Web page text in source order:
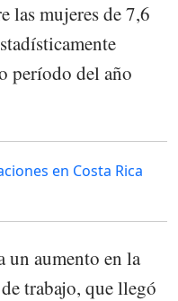
las mujeres de 7,6
período del año
en Costa Rica
un aumento en la
trabajo, que llegó